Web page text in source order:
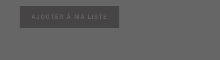
AJOUTER À MA LISTE